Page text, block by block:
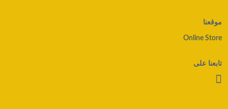
موقعنا
Online Store
تابعنا على